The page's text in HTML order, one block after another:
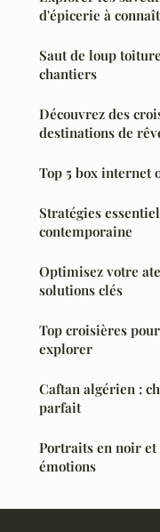
d'épicerie à
Saut de loup
chantiers
Découvrez des
destinations de
Top 5 box internet
Stratégies
contemporaine
Optimisez votre
solutions clés
Top croisières
explorer
Caftan algérien :
parfait
Portraits en noir et
émotions